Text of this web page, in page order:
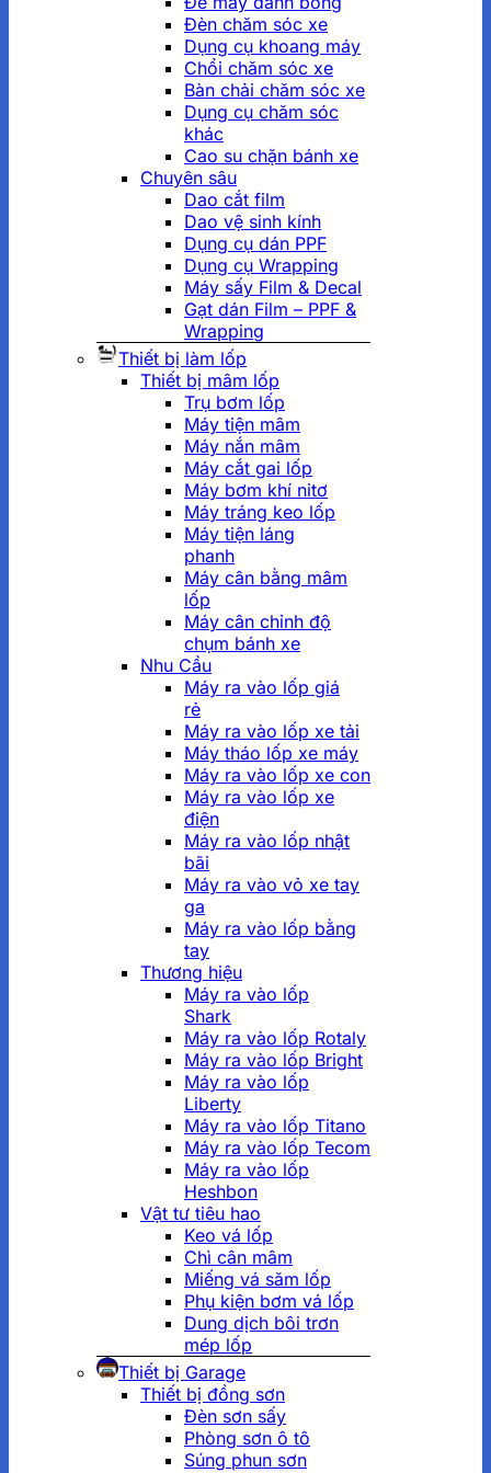
Đèn chăm sóc xe
Dụng cụ khoang máy
Chổi chăm sóc xe
Bàn chải chăm sóc xe
Dụng cụ chăm sóc
khác
Cao su chặn bánh xe
Chuyên sâu
Dao cắt film
Dao vệ sinh kính
Dụng cụ dán PPF
Dụng cụ Wrapping
Máy sấy Film & Decal
Gạt dán Film – PPF &
Wrapping
Thiết bị làm lốp
Thiết bị mâm lốp
Trụ bơm lốp
Máy tiện mâm
Máy nắn mâm
Máy cắt gai lốp
Máy bơm khí nitơ
Máy tráng keo lốp
Máy tiện láng
phanh
Máy cân bằng mâm
lốp
Máy cân chỉnh độ
chụm bánh xe
Nhu Cầu
Máy ra vào lốp giá
rẻ
Máy ra vào lốp xe tải
Máy tháo lốp xe máy
Máy ra vào lốp xe con
Máy ra vào lốp xe
điện
Máy ra vào lốp nhật
bãi
Máy ra vào vỏ xe tay
ga
Máy ra vào lốp bằng
tay
Thương hiệu
Máy ra vào lốp
Shark
Máy ra vào lốp Rotaly
Máy ra vào lốp Bright
Máy ra vào lốp
Liberty
Máy ra vào lốp Titano
Máy ra vào lốp Tecom
Máy ra vào lốp
Heshbon
Vật tư tiêu hao
Keo vá lốp
Chì cân mâm
Miếng vá săm lốp
Phụ kiện bơm vá lốp
Dung dịch bôi trơn
mép lốp
Thiết bị Garage
Thiết bị đồng sơn
Đèn sơn sấy
Phòng sơn ô tô
Súng phun sơn